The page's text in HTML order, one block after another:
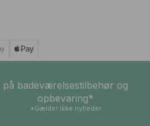
på badeværelsestilbehør og
opbevaring*
*Gælder ikke nyheder